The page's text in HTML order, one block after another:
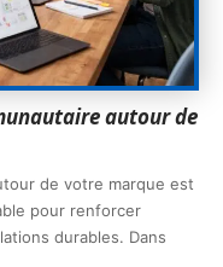
autour de
de votre marque est
pour renforcer
durables. Dans